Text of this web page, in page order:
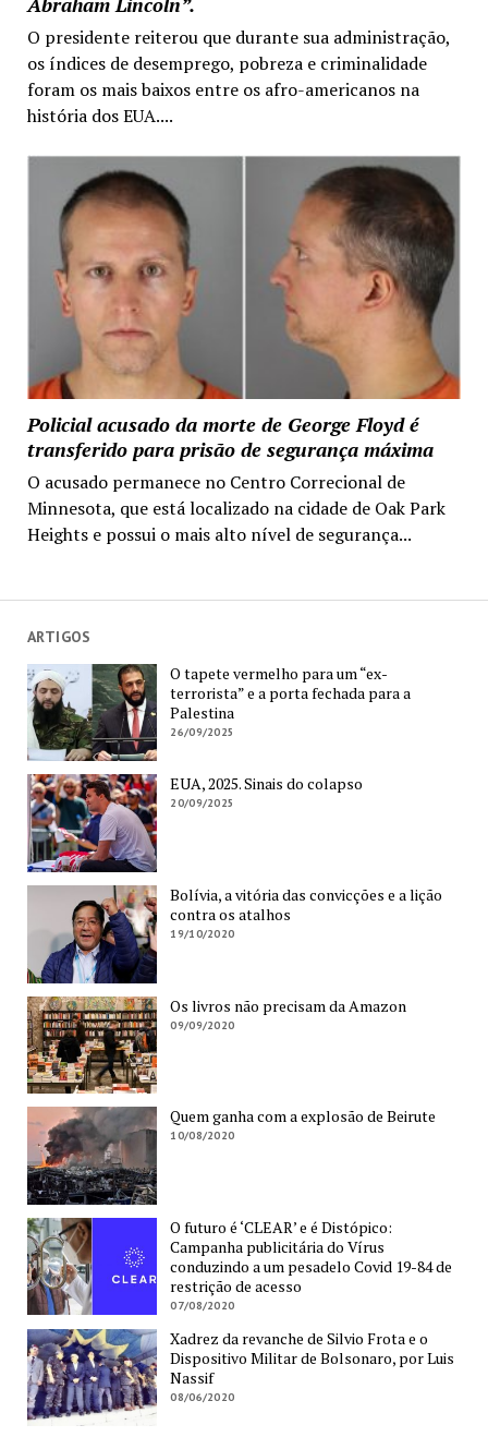
O presidente reiterou que durante sua administração,
os índices de desemprego, pobreza e criminalidade
foram os mais baixos entre os afro-americanos na
história dos EUA....
Policial acusado da morte de George Floyd é
transferido para prisão de segurança máxima
O acusado permanece no Centro Correcional de
Minnesota, que está localizado na cidade de Oak Park
Heights e possui o mais alto nível de segurança...
ARTIGOS
O tapete vermelho para um “ex-
terrorista” e a porta fechada para a
Palestina
26/09/2025
EUA, 2025. Sinais do colapso
20/09/2025
Bolívia, a vitória das convicções e a lição
contra os atalhos
19/10/2020
Os livros não precisam da Amazon
09/09/2020
Quem ganha com a explosão de Beirute
10/08/2020
O futuro é ‘CLEAR’ e é Distópico:
Campanha publicitária do Vírus
conduzindo a um pesadelo Covid 19-84 de
restrição de acesso
07/08/2020
Xadrez da revanche de Silvio Frota e o
Dispositivo Militar de Bolsonaro, por Luis
Nassif
08/06/2020